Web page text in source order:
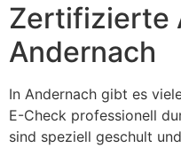
Zertifizierte
Andernach
In Andernach gibt es
E-Check professionell
sind speziell geschult